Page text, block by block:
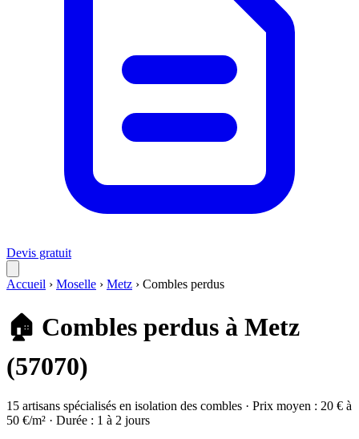
Devis gratuit
Accueil › Moselle › Metz › Combles perdus
🏠 Combles perdus à Metz
(57070)
15 artisans spécialisés en isolation des combles · Prix moyen : 20 € à
50 €/m² · Durée : 1 à 2 jours